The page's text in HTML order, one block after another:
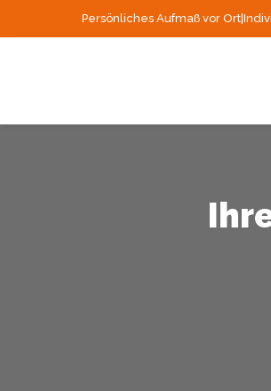
Persönliches Aufmaß vor Ort